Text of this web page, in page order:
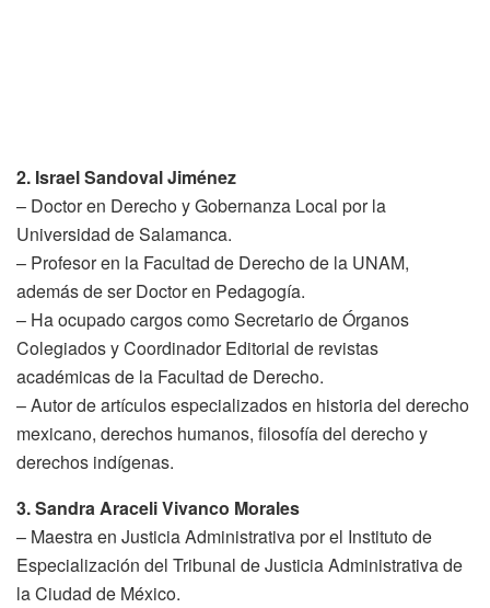
2. Israel Sandoval Jiménez
– Doctor en Derecho y Gobernanza Local por la
Universidad de Salamanca.
– Profesor en la Facultad de Derecho de la UNAM,
además de ser Doctor en Pedagogía.
– Ha ocupado cargos como Secretario de Órganos
Colegiados y Coordinador Editorial de revistas
académicas de la Facultad de Derecho.
– Autor de artículos especializados en historia del derecho
mexicano, derechos humanos, filosofía del derecho y
derechos indígenas.
3. Sandra Araceli Vivanco Morales
– Maestra en Justicia Administrativa por el Instituto de
Especialización del Tribunal de Justicia Administrativa de
la Ciudad de México.